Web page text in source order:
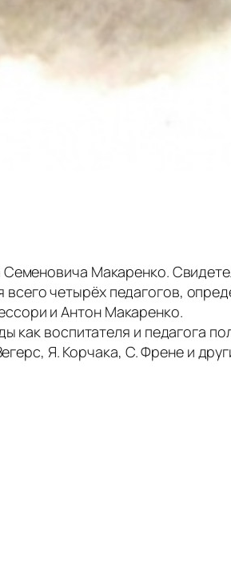
Семеновича Макаренко.
четырёх педагогов,
и Антон Макаренко.
как воспитателя и педагога
Я. Корчака, С. Френе и